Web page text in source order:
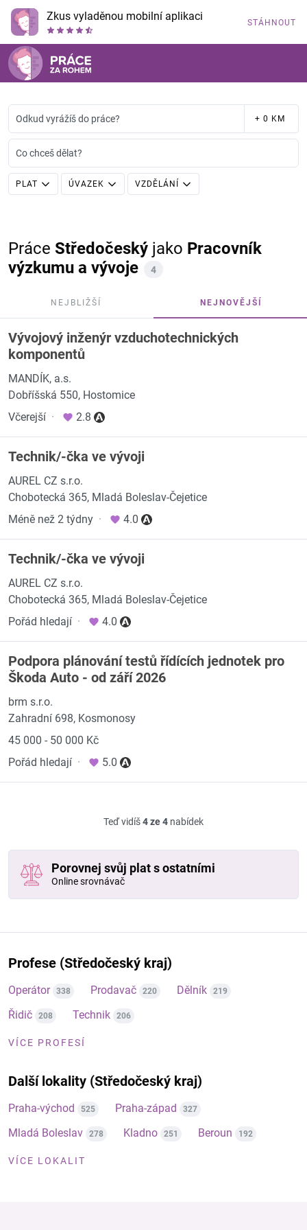
Zkus vyladěnou mobilní aplikaci STÁHNOUT
Odkud vyrážíš do práce? + 0 KM
Co chceš dělat?
PLAT ÚVAZEK VZDĚLÁNÍ
Práce Středočeský jako Pracovník
výzkumu a vývoje
4
NEJBLIŽŠÍ NEJNOVĚJŠÍ
Vývojový inženýr vzduchotechnických
komponentů
MANDÍK, a.s.
Dobříšská 550, Hostomice
Včerejší · 2.8
Technik/-čka ve vývoji
AUREL CZ s.r.o.
Chobotecká 365, Mladá Boleslav-Čejetice
Méně než 2 týdny · 4.0
Technik/-čka ve vývoji
AUREL CZ s.r.o.
Chobotecká 365, Mladá Boleslav-Čejetice
Pořád hledají · 4.0
Podpora plánování testů řídících jednotek pro
Škoda Auto - od září 2026
brm s.r.o.
Zahradní 698, Kosmonosy
45 000 - 50 000 Kč
Pořád hledají · 5.0
Teď vidíš4 ze 4 nabídek
Porovnej svůj plat s ostatními
Online srovnávač
Profese (Středočeský kraj)
Operátor 338 Prodavač 220 Dělník 219
Řidič 208 Technik 206
VÍCE PROFESÍ
Další lokality (Středočeský kraj)
Praha-východ 525 Praha-západ 327
Mladá Boleslav 278 Kladno 251 Beroun 192
VÍCE LOKALIT